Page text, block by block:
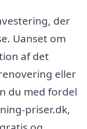
der
Uanset om
af det
eller
du med fordel
priser.dk,